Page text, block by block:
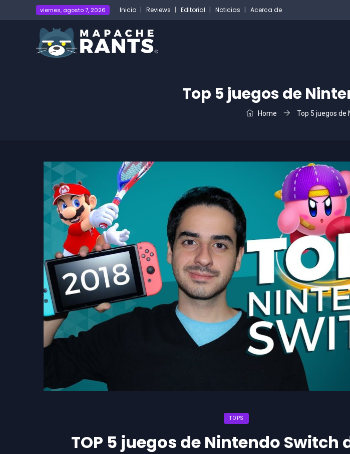
viernes, agosto 7, 2026 Inicio Reviews Editorial Noticias Acerca de
Top 5 juegos de
Home Top 5 juegos de
TOPS
TOP 5 juegos de Nintendo Switch